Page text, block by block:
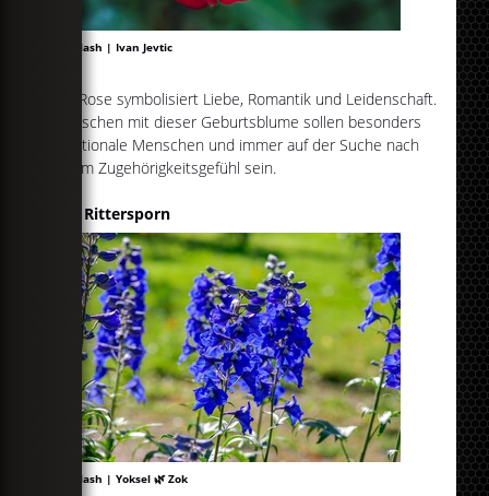
Unsplash | Ivan Jevtic
Die Rose symbolisiert Liebe, Romantik und Leidenschaft.
Menschen mit dieser Geburtsblume sollen besonders
emotionale Menschen und immer auf der Suche nach
einem Zugehörigkeitsgefühl sein.
Juli: Rittersporn
Unsplash | Yoksel 🌿 Zok